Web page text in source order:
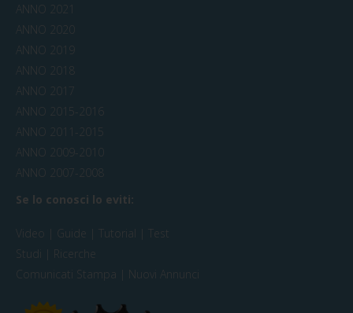
ANNO 2021
ANNO 2020
ANNO 2019
ANNO 2018
ANNO 2017
ANNO 2015-2016
ANNO 2011-2015
ANNO 2009-2010
ANNO 2007-2008
Se lo conosci lo eviti:
Video | Guide | Tutorial | Test
Studi | Ricerche
Comunicati Stampa | Nuovi Annunci